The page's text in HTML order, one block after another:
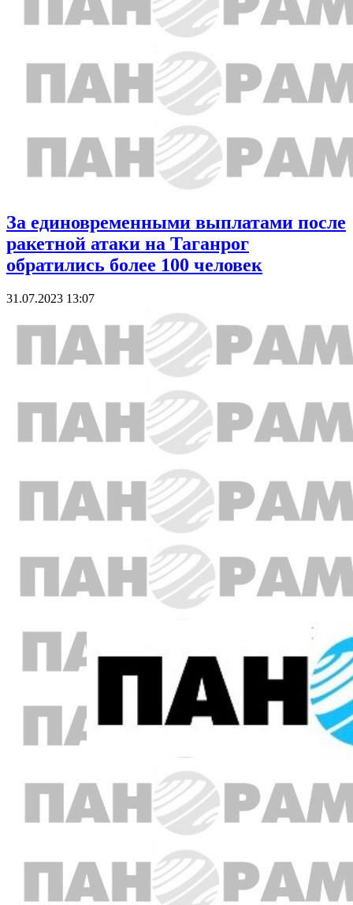
За единовременными выплатами после
ракетной атаки на Таганрог
обратились более 100 человек
31.07.2023 13:07